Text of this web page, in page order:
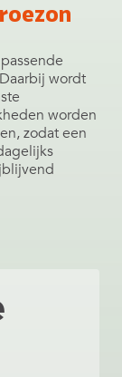
wordt
worden
zodat een